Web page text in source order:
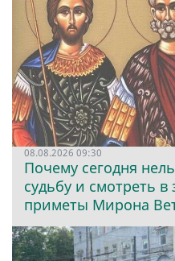
08.08.2026 09:30
Почему сегодня
судьбу и смотреть в
приметы Мирона